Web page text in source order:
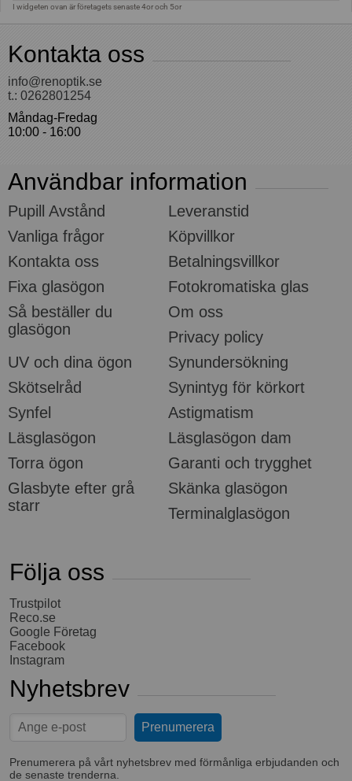
Kontakta oss
info@renoptik.se
t.: 0262801254
Måndag-Fredag
10:00 - 16:00
Användbar information
Pupill Avstånd
Leveranstid
Vanliga frågor
Köpvillkor
Kontakta oss
Betalningsvillkor
Fixa glasögon
Fotokromatiska glas
Så beställer du
glasögon
Om oss
Privacy policy
UV och dina ögon
Synundersökning
Skötselråd
Synintyg för körkort
Synfel
Astigmatism
Läsglasögon
Läsglasögon dam
Torra ögon
Garanti och trygghet
Glasbyte efter grå
starr
Skänka glasögon
Terminalglasögon
Följa oss
Trustpilot
Reco.se
Google Företag
Facebook
Instagram
Nyhetsbrev
Prenumerera på vårt nyhetsbrev med förmånliga erbjudanden och
de senaste trenderna.